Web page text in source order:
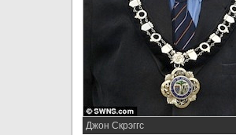
Джон Скрэггс